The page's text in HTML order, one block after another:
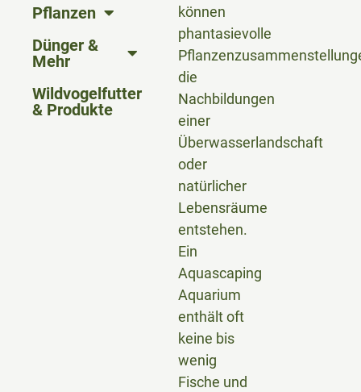
Pflanzen
Dünger &
Mehr
Wildvogelfutter
& Produkte
können
phantasievolle
die
Nachbildungen
einer
Überwasserlandschaft
oder
natürlicher
Lebensräume
entstehen.
Ein
Aquascaping
Aquarium
enthält oft
keine bis
wenig
Fische und